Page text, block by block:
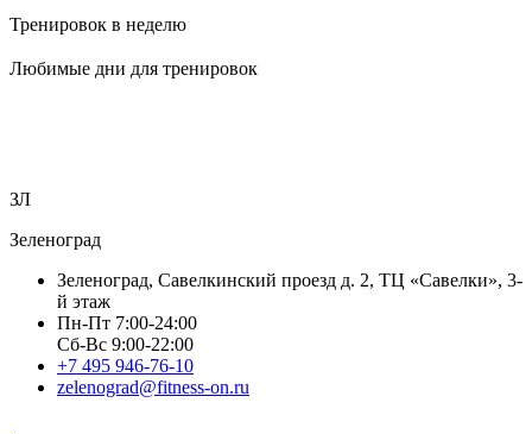
Тренировок в неделю
Любимые дни для тренировок
ЗЛ
Зеленоград
Зеленоград, Савелкинский проезд д. 2, ТЦ «Савелки», 3-
й этаж
Пн-Пт 7:00-24:00
Сб-Вс 9:00-22:00
+7 495 946-76-10
zelenograd@fitness-on.ru